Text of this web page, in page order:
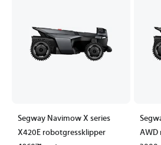
Segway Navimow X series
X420E robotgressklipper
AWD